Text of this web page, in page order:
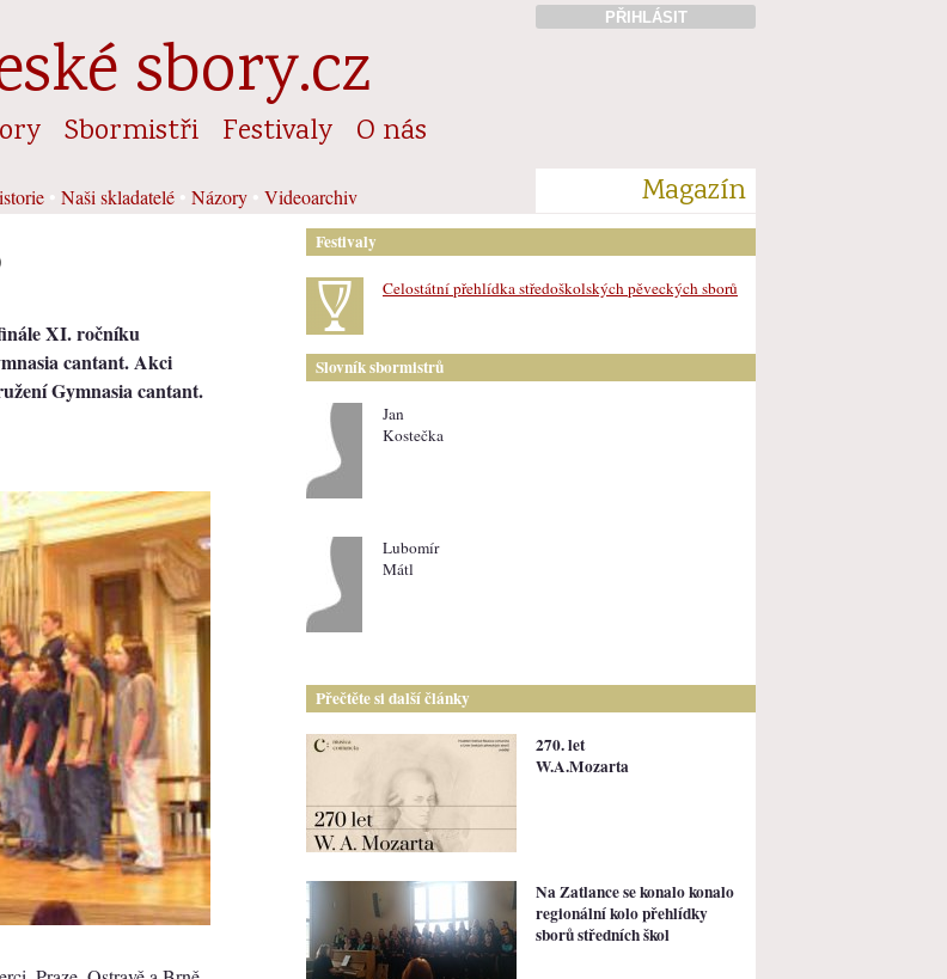
PŘIHLÁSIT
sbory.cz
Sbormistři Festivaly O nás
Naši skladatelé Názory Videoarchiv Magazín
XI. ročníku
cantant. Akci
Gymnasia cantant.
Festivaly
Celostátní přehlídka středoškolských pěveckých sborů
Slovník sbormistrů
Jan
Kostečka
Lubomír
Mátl
Přečtěte si další články
270. let
W.A.Mozarta
Na Zatlance se konalo konalo
regionální kolo přehlídky
sborů středních škol